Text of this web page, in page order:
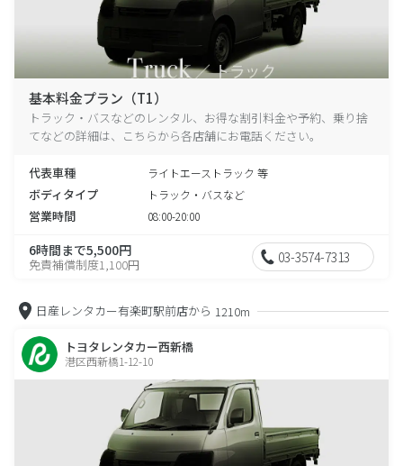
基本料金プラン（T1）
トラック・バスなどのレンタル、お得な割引料金や予約、乗り捨
てなどの詳細は、こちらから各店舗にお電話ください。
代表車種 ライトエーストラック 等
ボディタイプ トラック・バスなど
営業時間 08:00-20:00
6時間まで5,500円
免責補償制度1,100円 03-3574-7313
日産レンタカー有楽町駅前店から 1210m
トヨタレンタカー西新橋
港区西新橋1-12-10